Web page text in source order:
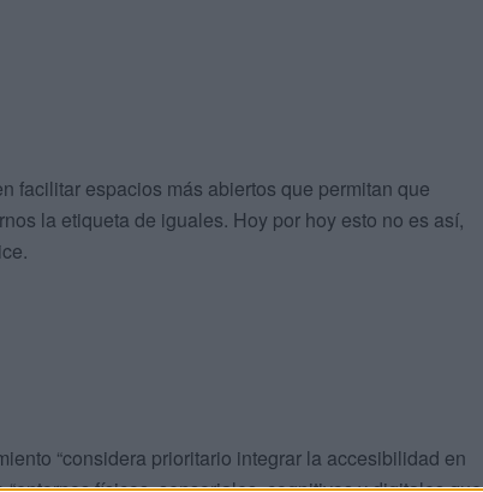
facilitar espacios más abiertos que permitan que
la etiqueta de iguales. Hoy por hoy esto no es así,
“considera prioritario integrar la accesibilidad en